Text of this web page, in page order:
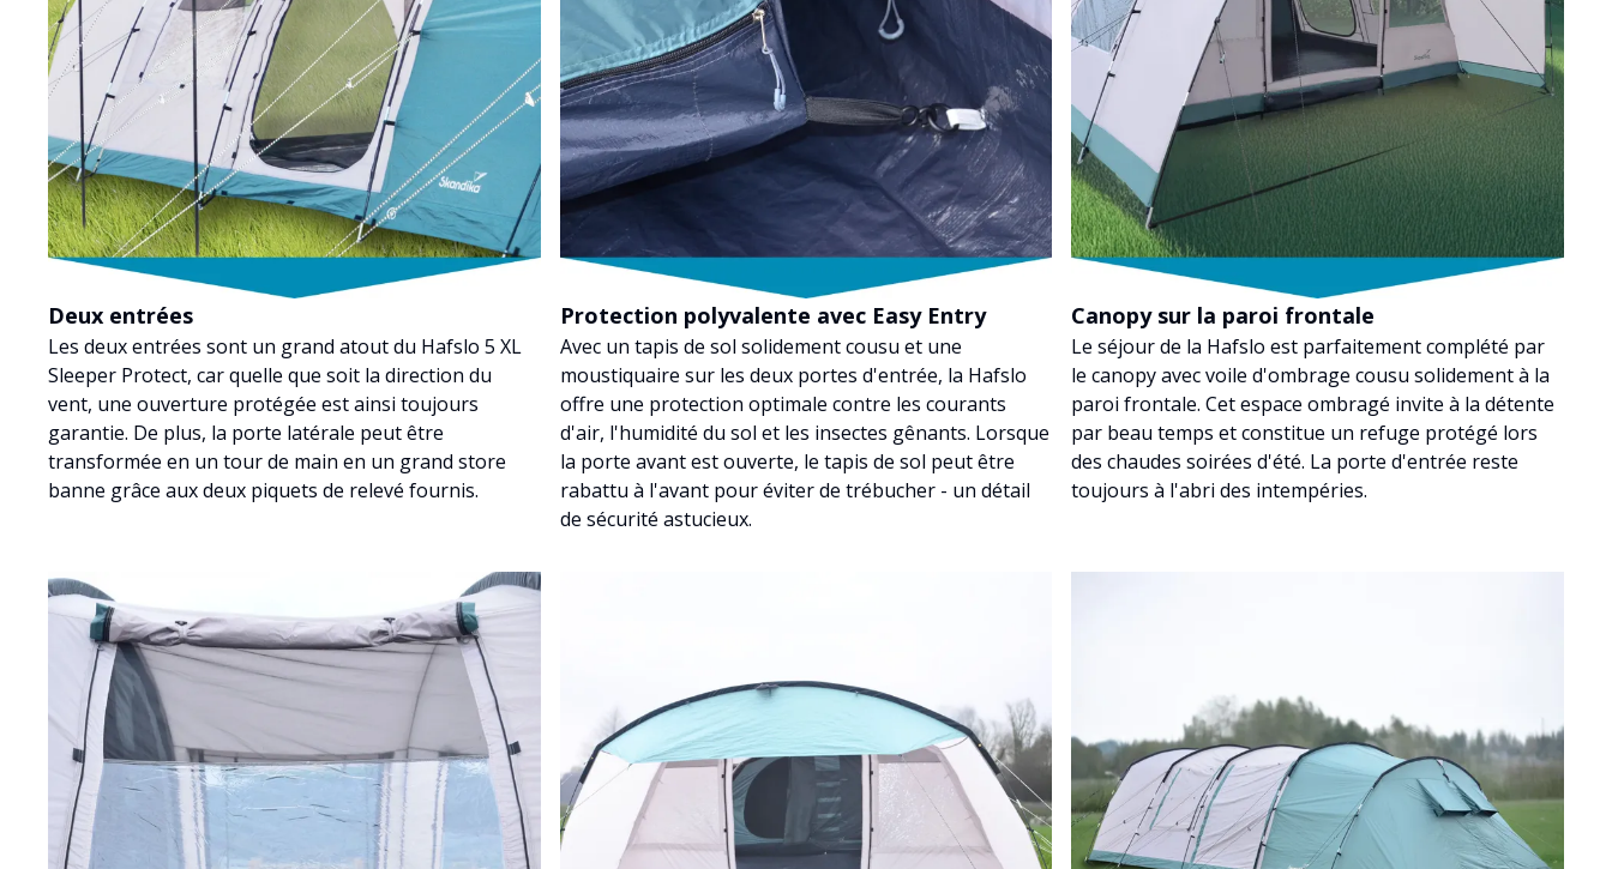
Deux entrées
Les deux entrées sont un grand atout du Hafslo 5 XL
Sleeper Protect, car quelle que soit la direction du
vent, une ouverture protégée est ainsi toujours
garantie. De plus, la porte latérale peut être
transformée en un tour de main en un grand store
banne grâce aux deux piquets de relevé fournis.
Protection polyvalente avec Easy Entry
Avec un tapis de sol solidement cousu et une
moustiquaire sur les deux portes d'entrée, la Hafslo
offre une protection optimale contre les courants
d'air, l'humidité du sol et les insectes gênants. Lorsque
la porte avant est ouverte, le tapis de sol peut être
rabattu à l'avant pour éviter de trébucher - un détail
de sécurité astucieux.
Canopy sur la paroi frontale
Le séjour de la Hafslo est parfaitement complété par
le canopy avec voile d'ombrage cousu solidement à la
paroi frontale. Cet espace ombragé invite à la détente
par beau temps et constitue un refuge protégé lors
des chaudes soirées d'été. La porte d'entrée reste
toujours à l'abri des intempéries.